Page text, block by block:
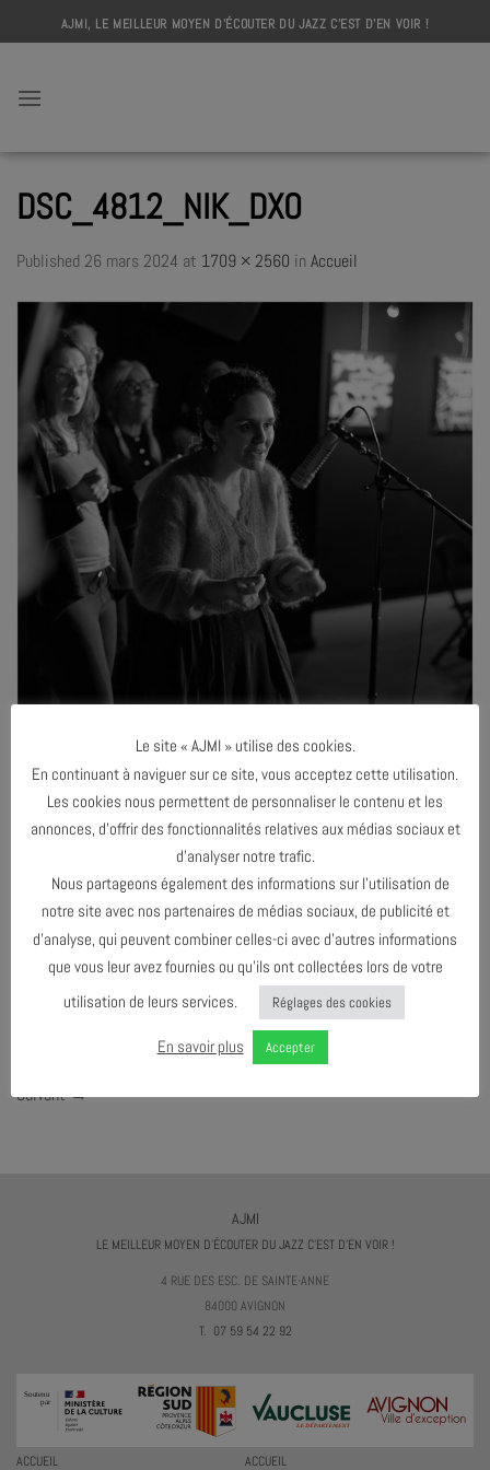
to
AJMI, LE MEILLEUR MOYEN D'ÉCOUTER DU JAZZ C'EST D'EN VOIR !
DSC_4812_NIK_DXO
Published 26 mars 2024 at 1709 × 2560 in Accueil
Both comments and trackbacks are currently closed.
Suivant→
AJMI
LE MEILLEUR MOYEN D'ÉCOUTER DU JAZZ C'EST D'EN VOIR !
4 RUE DES ESC. DE SAINTE-ANNE
84000 AVIGNON
T. 07 59 54 22 92
ACCUEIL ACCUEIL
Le site « AJMI » utilise des cookies.
En continuant à naviguer sur ce site, vous acceptez cette utilisation.
Les cookies nous permettent de personnaliser le contenu et les
annonces, d’offrir des fonctionnalités relatives aux médias sociaux et
d’analyser notre trafic.
Nous partageons également des informations sur l’utilisation de
notre site avec nos partenaires de médias sociaux, de publicité et
d’analyse, qui peuvent combiner celles-ci avec d’autres informations
que vous leur avez fournies ou qu’ils ont collectées lors de votre
utilisation de leurs services.
Réglages des cookies
En savoir plus Accepter